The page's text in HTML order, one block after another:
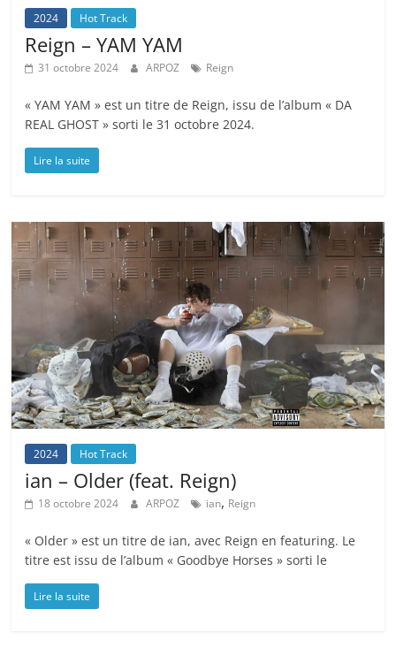
2024 Hot Track
Reign – YAM YAM
31 octobre 2024 ARPOZ Reign
« YAM YAM » est un titre de Reign, issu de l’album « DA
REAL GHOST » sorti le 31 octobre 2024.
Lire la suite
2024 Hot Track
ian – Older (feat. Reign)
18 octobre 2024 ARPOZ ian, Reign
« Older » est un titre de ian, avec Reign en featuring. Le
titre est issu de l’album « Goodbye Horses » sorti le
Lire la suite